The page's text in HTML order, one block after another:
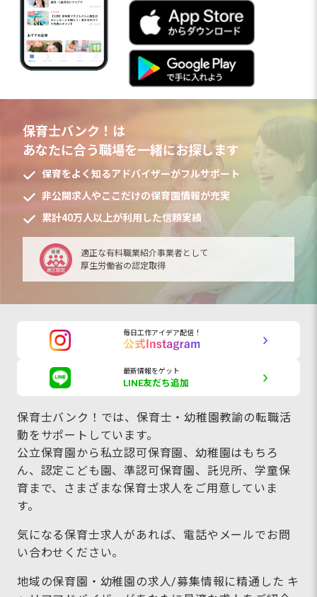
保育士バンク！は
あなたに合う職場を一緒にお探します
保育をよく知るアドバイザーがフルサポート
非公開求人やここだけの保育園情報が充実
累計40万人以上が利用した信頼実績
適正な有料職業紹介事業者として
厚生労働省の認定取得
毎日工作アイデア配信！
最新情報をゲット
LINE友だち追加
保育士バンク！では、保育士・幼稚園教諭の転職活
動をサポートしています。
公立保育園から私立認可保育園、幼稚園はもちろ
ん、認定こども園、準認可保育園、託児所、学童保
育まで、さまざまな保育士求人をご用意していま
す。
気になる保育士求人があれば、電話やメールでお問
い合わせください。
地域の保育園・幼稚園の求人/募集情報に精通した キ